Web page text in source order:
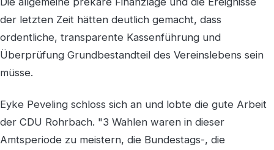
der letzten Zeit hätten deutlich gemacht, dass
ordentliche, transparente Kassenführung und
Überprüfung Grundbestandteil des Vereinslebens sein
müsse.
Eyke Peveling schloss sich an und lobte die gute Arbeit
der CDU Rohrbach. "3 Wahlen waren in dieser
Amtsperiode zu meistern, die Bundestags-, die